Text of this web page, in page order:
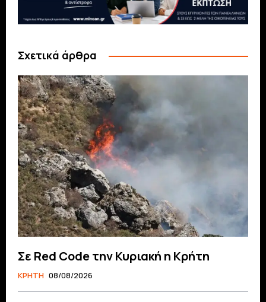
Σχετικά άρθρα
Σε Red Code την Κυριακή η Κρήτη
ΚΡΗΤΗ 08/08/2026